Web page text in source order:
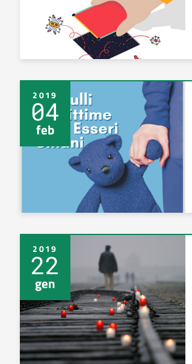
2019
04
feb
2019
22
gen